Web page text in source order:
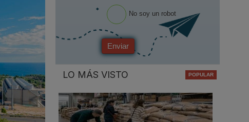
* No soy un robot
Enviar
LO MÁS VISTO